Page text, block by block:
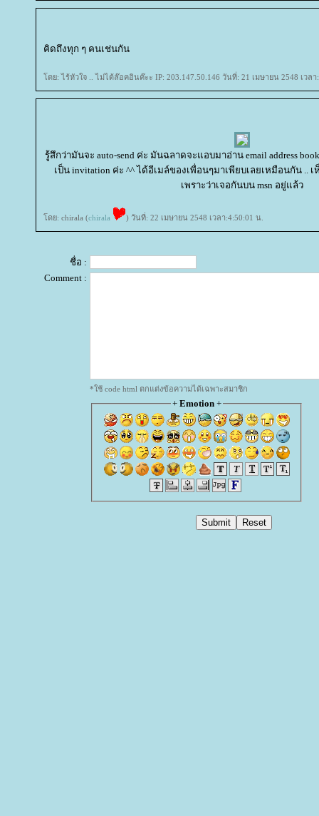
คิดถึงทุก ๆ คนเช่นกัน
ดย: ไร้หัวใจ .. ไม่ได้ล๊อคอินค๊ะะ IP: 203.147.50.146 วันที่: 21 เมษายน 2548 เวลา
รู้สึกว่ามันจะ auto-send ค่ะ มันฉลาดจะแอบมาอ่าน email address
เป็น invitation ค่ะ ^^ ได้อีเมล์ของเพื่อนๆมาเพียบเลยเหมือนกัน ..
เพราะว่าเจอกันบน msn อยู่แล้ว
ดย: chirala (chirala ) วันที่: 22 เมษายน 2548 เวลา:4:50:01 น.
ชื่อ :
Comment :
*ใช้ code html ตกแต่งข้อความได้เฉพาะสมาชิก
+ Emotion+